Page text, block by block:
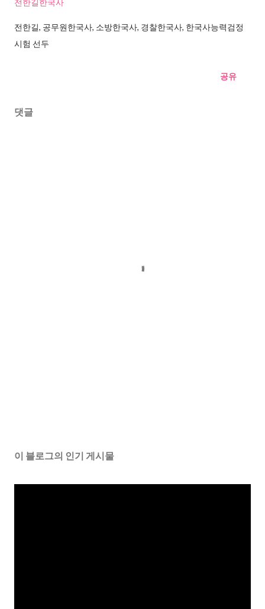
전한길한국사
전한길, 공무원한국사, 소방한국사, 경찰한국사, 한국사능력검정
시험 선두
공유
댓글
이 블로그의 인기 게시물